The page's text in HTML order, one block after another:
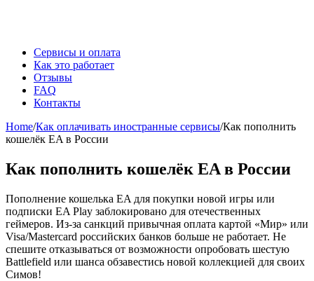
Сервисы и оплата
Как это работает
Отзывы
FAQ
Контакты
Home/Как оплачивать иностранные сервисы/Как пополнить
кошелёк EA в России
Как пополнить кошелёк EA в России
Пополнение кошелька EA для покупки новой игры или
подписки EA Play заблокировано для отечественных
геймеров. Из-за санкций привычная оплата картой «Мир» или
Visa/Mastercard российских банков больше не работает. Не
спешите отказываться от возможности опробовать шестую
Battlefield или шанса обзавестись новой коллекцией для своих
Симов!